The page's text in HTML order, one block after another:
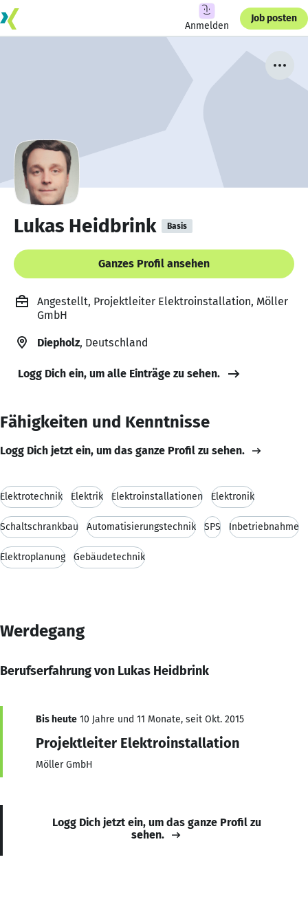
Anmelden
Job posten
Lukas Heidbrink Basis
Ganzes Profil ansehen
Angestellt, Projektleiter Elektroinstallation, Möller
GmbH
Diepholz, Deutschland
Logg Dich ein, um alle Einträge zu sehen.
Fähigkeiten und Kenntnisse
Logg Dich jetzt ein, um das ganze Profil zu sehen.
Elektrotechnik Elektrik Elektroinstallationen Elektronik
Schaltschrankbau Automatisierungstechnik SPS Inbetriebnahme
Elektroplanung Gebäudetechnik
Werdegang
Berufserfahrung von Lukas Heidbrink
Bis heute 10 Jahre und 11 Monate, seit Okt. 2015
Projektleiter Elektroinstallation
Möller GmbH
Logg Dich jetzt ein, um das ganze Profil zu
sehen.